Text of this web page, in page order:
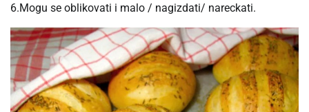
6.Mogu se oblikovati i malo / nagizdati/ nareckati.